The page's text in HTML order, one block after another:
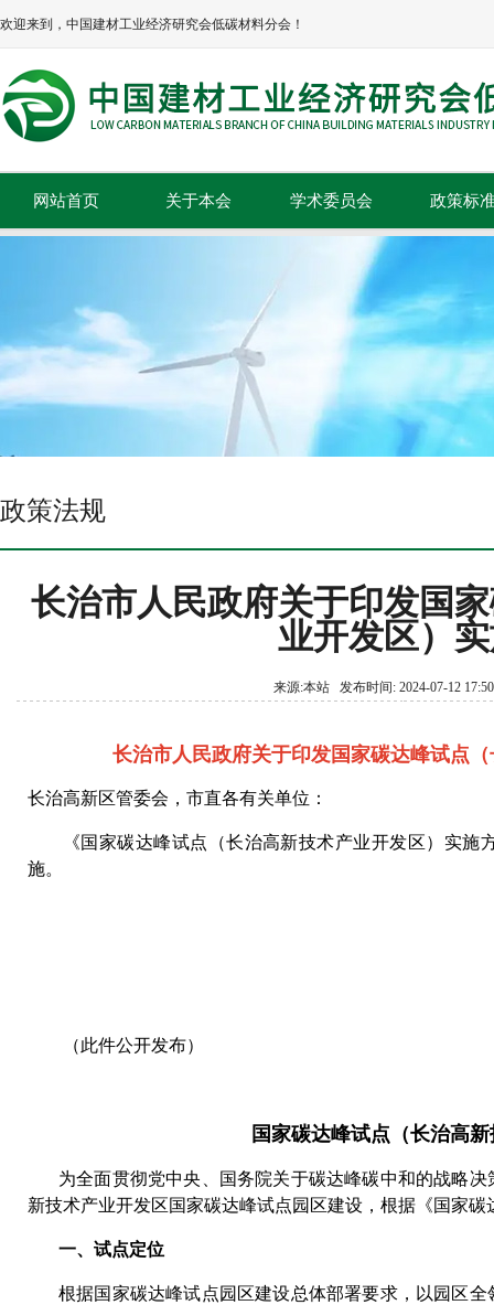
欢迎来到，中国建材工业经济研究会低碳材料分会！
网站首页 关于本会
协会领导
学术委员会 政策标
标准规范
政策法规
长治市人民政府关于印发国
业开发区）
来源:本站 发布时间: 2024-07-12
长治市人民政府关于印发国家碳达峰试点
长治高新区管委会，市直各有关单位：
《国家碳达峰试点（长治高新技术产业开发区）实
施。
（此件公开发布）
国家碳达峰试点（长治高
为全面贯彻党中央、国务院关于碳达峰碳中和的战略
新技术产业开发区国家碳达峰试点园区建设，根据《国家
一、试点定位
根据国家碳达峰试点园区建设总体部署要求，以园区